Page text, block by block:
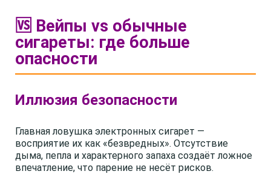
🆚 Вейпы vs обычные
сигареты: где больше
опасности
Иллюзия безопасности
Главная ловушка электронных сигарет —
восприятие их как «безвредных». Отсутствие
дыма, пепла и характерного запаха создаёт ложное
впечатление, что парение не несёт рисков.